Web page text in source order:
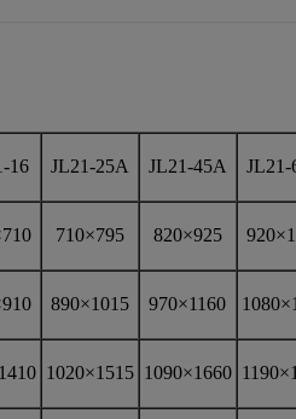
16 JL21-25A JL21-45A
710×795 820×925
890×1015 970×1160
1020×1515 1090×1660